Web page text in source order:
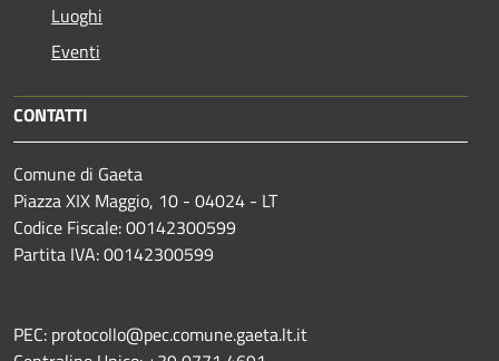
Luoghi
Eventi
CONTATTI
Comune di Gaeta
Piazza XIX Maggio, 10 - 04024 - LT
Codice Fiscale: 00142300599
Partita IVA: 00142300599
PEC: protocollo@pec.comune.gaeta.lt.it